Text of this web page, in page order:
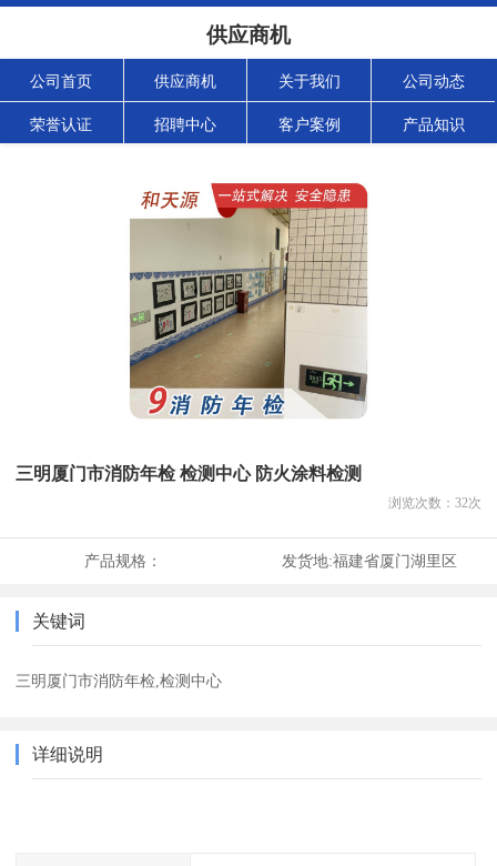
供应商机
公司首页 供应商机 关于我们 公司动态
荣誉认证 招聘中心 客户案例 产品知识
三明厦门市消防年检 检测中心 防火涂料检测
浏览次数： 32次
产品规格： 发货地:福建省厦门湖里区
关键词
三明厦门市消防年检,检测中心
详细说明